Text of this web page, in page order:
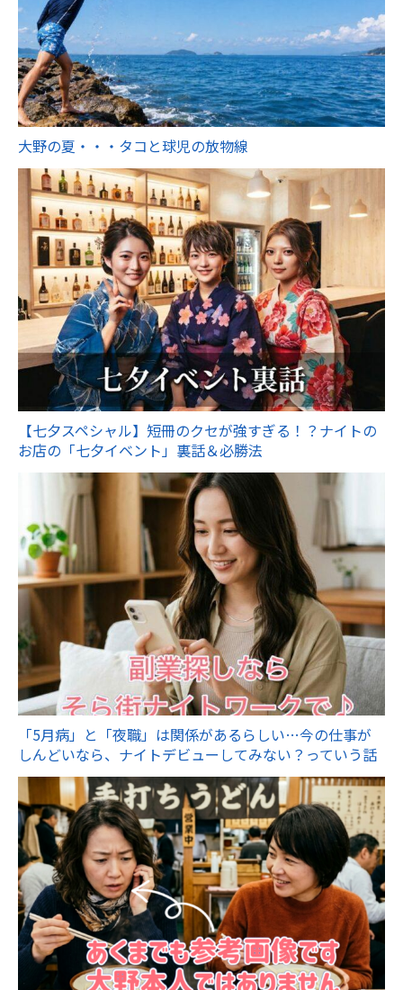
大野の夏・・・タコと球児の放物線
【七夕スペシャル】短冊のクセが強すぎる！？ナイトの
お店の「七夕イベント」裏話＆必勝法
「5月病」と「夜職」は関係があるらしい…今の仕事が
しんどいなら、ナイトデビューしてみない？っていう話